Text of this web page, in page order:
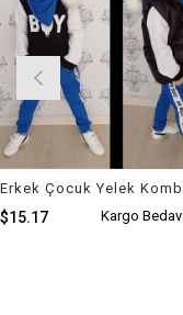
$15.17 Kargo